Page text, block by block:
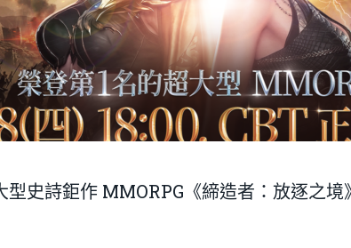
型史詩鉅作 MMORPG《締造者：放逐之境